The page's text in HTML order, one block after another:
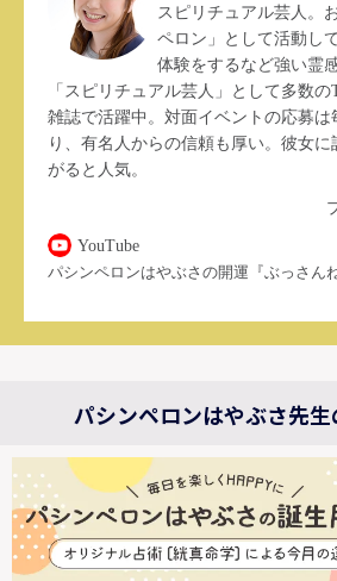
スピリチュアル芸人。
ペロン」として活動し
体験をするなど強い霊
「スピリチュアル芸人」として多数の
雑誌で活躍中。対面イベントの応募は
り、有名人からの信頼も厚い。彼女に
がると人気。
YouTube
パシンペロンはやぶさの開運『ぶっさんね
パシンペロンはやぶさ先